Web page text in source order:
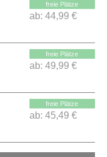
freie Plätze
ab: 44,99 €
freie Plätze
ab: 49,99 €
freie Plätze
ab: 45,49 €